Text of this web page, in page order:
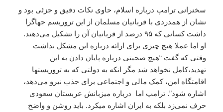
سخنرانی ترامپ درباره اسلام، حاوی نکات دقیق و جزئی بود و
نشان از همدردی با قربانیان مسلمان از این تروریسم جهاگرا
داشت کسانی که ۹۵ درصد از قربانیان آن را تشکیل می‌دهند.
او اما عملا هیچ چیزی برای ارائه درباره این مشکل نداشت
وقتی که گفت “هیچ صحبتی درباره پایان دادن به این
تهدید،‌کامل نخواهد شد مگر انکه به دولتی که به تروریستها
اقامتگاه امن، کمک مالی و اجتماعی برای جذب نیرو می‌دهد،
اشاره شود”. ترامپ اما درباره میزبانش عربستان سعودی
حرف نمی‌زد بلکه به ایران اشاره میکرد. باید روشن و واضح